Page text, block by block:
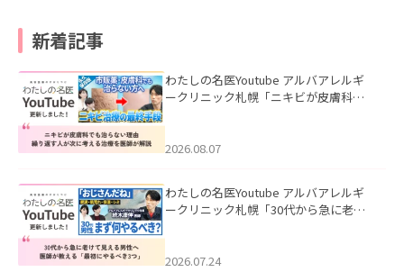
新着記事
わたしの名医Youtube アルバアレルギ
ークリニック札幌「ニキビが皮膚科で
ました。
2026.08.07
わたしの名医Youtube アルバアレルギ
ークリニック札幌「30代から急に老け
た。
2026.07.24